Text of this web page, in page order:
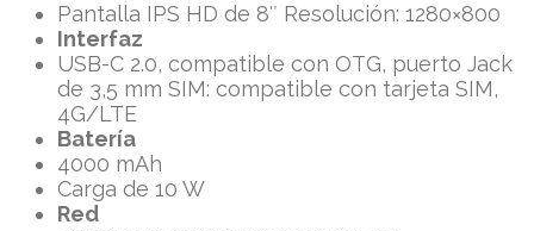
Pantalla IPS HD de 8″ Resolución: 1280×800
Interfaz
USB-C 2.0, compatible con OTG, puerto Jack
de 3,5 mm SIM: compatible con tarjeta SIM,
4G/LTE
Batería
4000 mAh
Carga de 10 W
Red